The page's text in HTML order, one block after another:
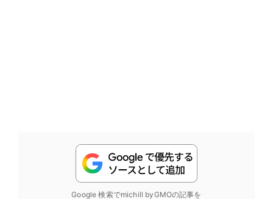
Google 検索でmichill byGMOの記事を